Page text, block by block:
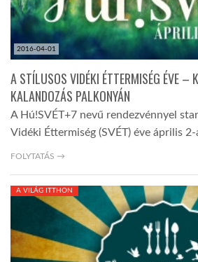
MÉDIA
TROPICALMAGAZIN
GLOBOTV
2016-04-01
A STÍLUSOS VIDÉKI ÉTTERMISÉG ÉVE –
KALANDOZÁS PALKONYÁN
A Hú!SVÉT+7 nevű rendezvénnyel
Vidéki Éttermiség (SVÉT) éve április
FOLYTATÁS →
A VILÁG ITTHON